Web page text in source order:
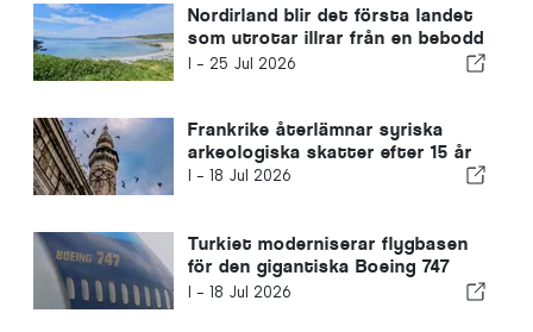
Nordirland blir det första landet
som utrotar illrar från en bebodd
ö
I - 25 Jul 2026
Frankrike återlämnar syriska
arkeologiska skatter efter 15 år
I - 18 Jul 2026
Turkiet moderniserar flygbasen
för den gigantiska Boeing 747
som Qatar donerat till USA
I - 18 Jul 2026